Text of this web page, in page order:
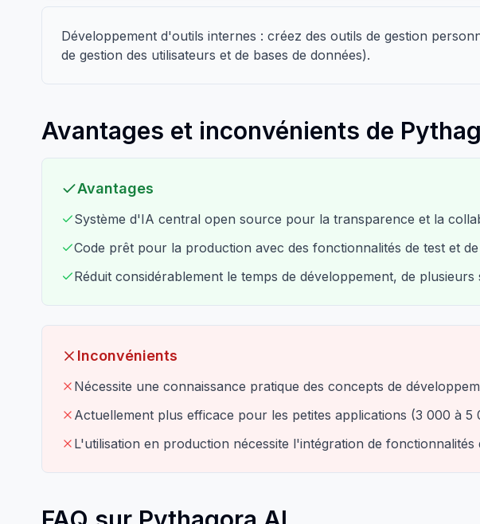
Développement d'outils internes : créez des outils de gestion
de gestion des utilisateurs et de bases de données).
Avantages et inconvénients de
Avantages
Système d'IA central open source pour la transparence et la
Code prêt pour la production avec des fonctionnalités de test et
Réduit considérablement le temps de développement, de plusieurs
Inconvénients
Nécessite une connaissance pratique des concepts de
Actuellement plus efficace pour les petites applications (3 000 à 5
L'utilisation en production nécessite l'intégration de fonctionnalités